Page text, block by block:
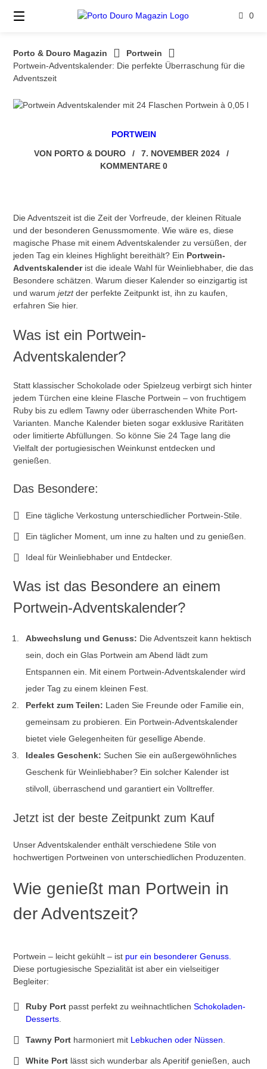
zum
0
Porto & Douro Magazin
Portwein
Portwein-Adventskalender: Die perfekte Überraschung für die
Adventszeit
PORTWEIN
VON PORTO & DOURO / 7. NOVEMBER 2024
/
KOMMENTARE 0
Die Adventszeit ist die Zeit der Vorfreude, der kleinen Rituale
und der besonderen Genussmomente. Wie wäre es, diese
magische Phase mit einem Adventskalender zu versüßen, der
jeden Tag ein kleines Highlight bereithält? Ein Portwein-
Adventskalenderist die ideale Wahl für Weinliebhaber, die das
Besondere schätzen. Warum dieser Kalender so einzigartig ist
und warumjetztder perfekte Zeitpunkt ist, ihn zu kaufen,
erfahren Sie hier.
Was ist ein Portwein-
Adventskalender?
Statt klassischer Schokolade oder Spielzeug verbirgt sich hinter
jedem Türchen eine kleine Flasche Portwein – von fruchtigem
Ruby bis zu edlem Tawny oder überraschenden White Port-
Varianten. Manche Kalender bieten sogar exklusive Raritäten
oder limitierte Abfüllungen. So könne Sie 24 Tage lang die
Vielfalt der portugiesischen Weinkunst entdecken und
genießen.
Das Besondere:
Eine tägliche Verkostung unterschiedlicher Portwein-Stile.
Ein täglicher Moment, um inne zu halten und zu genießen.
Ideal für Weinliebhaber und Entdecker.
Was ist das Besondere an einem
Portwein-Adventskalender?
Abwechslung und Genuss: Die Adventszeit kann hektisch
sein, doch ein Glas Portwein am Abend lädt zum
Entspannen ein. Mit einem Portwein-Adventskalender wird
jeder Tag zu einem kleinen Fest.
Perfekt zum Teilen: Laden Sie Freunde oder Familie ein,
gemeinsam zu probieren. Ein Portwein-Adventskalender
bietet viele Gelegenheiten für gesellige Abende.
Ideales Geschenk: Suchen Sie ein außergewöhnliches
Geschenk für Weinliebhaber? Ein solcher Kalender ist
stilvoll, überraschend und garantiert ein Volltreffer.
Jetzt ist der beste Zeitpunkt zum Kauf
Unser Adventskalender enthält verschiedene Stile von
hochwertigen Portweinen von unterschiedlichen Produzenten.
Wie genießt man Portwein in
der Adventszeit?
Portwein – leicht gekühlt – ist pur ein besonderer Genuss.
Diese portugiesische Spezialität ist aber ein vielseitiger
Begleiter:
Ruby Port passt perfekt zu weihnachtlichenSchokoladen-
Desserts.
Tawny Port harmoniert mit Lebkuchen oder Nüssen.
White Port lässt sich wunderbar als Aperitif genießen, auch